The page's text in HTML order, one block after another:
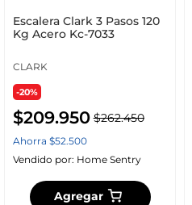
Escalera Clark 3 Pasos 120
Kg Acero Kc-7033
CLARK
-20%
$209.950 $262.450
Ahorra $52.500
Vendido por: Home Sentry
Agregar